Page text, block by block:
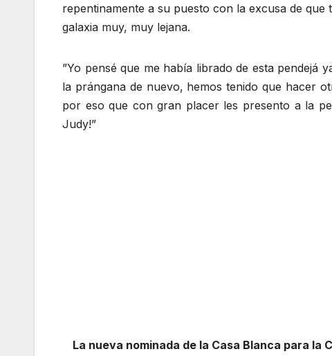
repentinamente a su puesto con la excusa de
galaxia muy, muy lejana.
”Yo pensé que me había librado de esta pendejá
la prángana de nuevo, hemos tenido que hacer
por eso que con gran placer les presento a la
Judy!”
La nueva nominada de la Casa Blanca para